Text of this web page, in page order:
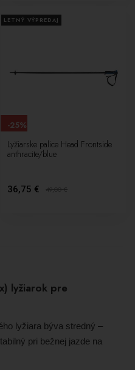
LETNÝ VÝPREDAJ
Lyžiarske palice Head Frontside
anthracite/blue
36,75 € 49,00€
-25%
lyžiarok pre
lyžiara býva stredný –
pri bežnej jazde na